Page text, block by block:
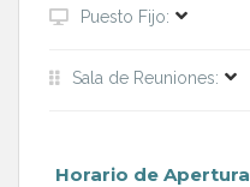
Puesto Fijo:
Sala de Reuniones:
Horario de Apertura